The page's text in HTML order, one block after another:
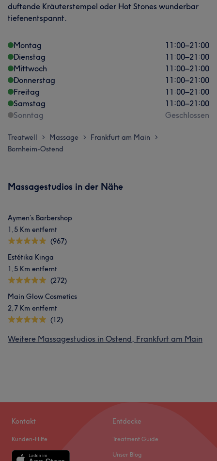
duftende Kräuterstempel oder Hot Stones wunderbar
tiefenentspannt.
Montag 11:00–21:00
Dienstag
11:00–21:00
Mittwoch
11:00–21:00
Donnerstag
11:00–21:00
Freitag
11:00–21:00
Samstag
11:00–21:00
Sonntag
Geschlossen
Treatwell > Massage > Frankfurt am Main >
Bornheim-Ostend
Massagestudios in der Nähe
Aymen’s Barbershop
1,5 Km entfernt
(967)
Estétika Kinga
1,5 Km entfernt
(272)
Main Glow Cosmetics
2,7 Km entfernt
(12)
Weitere Massagestudios in Ostend, Frankfurt am Main
Kontakt
Kunden-Hilfe
Entdecke
Treatment Guide
Unser Blog